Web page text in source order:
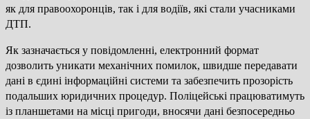
як для правоохоронців, так і для водіїв, які стали учасниками
ДТП.
Як зазначається у повідомленні, електронний формат
дозволить уникати механічних помилок, швидше передавати
дані в єдині інформаційні системи та забезпечить прозорість
подальших юридичних процедур. Поліцейські працюватимуть
із планшетами на місці пригоди, вносячи дані безпосередньо